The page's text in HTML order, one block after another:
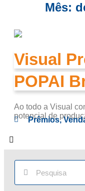
Mês:
Visual
POPAI
Ao todo a Visual
potencial de
Prêmios,